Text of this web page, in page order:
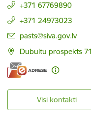
+371 67769890
+371 24973023
E-pasts:
pasts@siva.gov.lv
Dubultu prospekts
Visi kontakti